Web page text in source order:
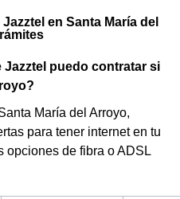
en Santa María del
Jazztel puedo contratar si
María del Arroyo,
para tener internet en tu
opciones de fibra o ADSL